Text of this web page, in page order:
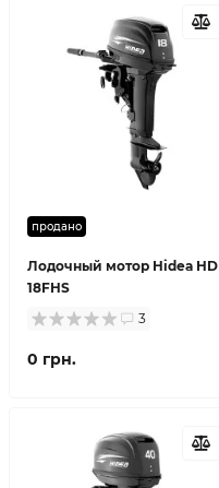
продано
Лодочный мотор Hidea HD
18FHS
3
0 грн.